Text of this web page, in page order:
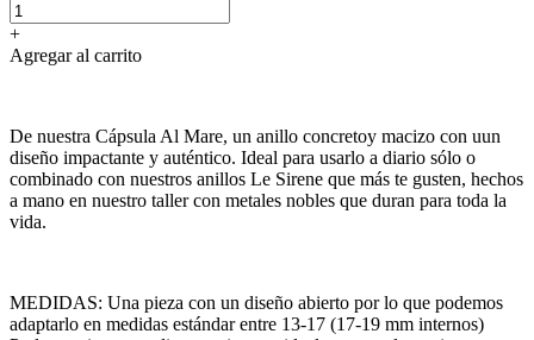
+
Agregar al carrito
De nuestra Cápsula Al Mare, un anillo concretoy macizo con uun
diseño impactante y auténtico. Ideal para usarlo a diario sólo o
combinado con nuestros anillos Le Sirene que más te gusten, hechos
a mano en nuestro taller con metales nobles que duran para toda la
vida.
MEDIDAS: Una pieza con un diseño abierto por lo que podemos
adaptarlo en medidas estándar entre 13-17 (17-19 mm internos)